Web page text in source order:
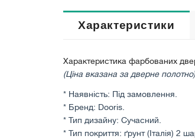
Характеристики
Характеристика фарбованих
(Ціна вказана за дверне полотно)
* Наявність: Під замовлення.
* Бренд: Dooris.
* Тип дизайну: Сучасний.
* Тип покриття: ґрунт (Італія) 2